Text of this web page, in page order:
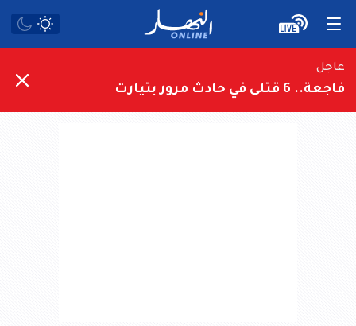
عاجل
فاجعة.. 6 قتلى في حادث مرور بتيارت